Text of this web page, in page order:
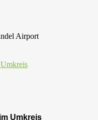
Airport
Umkreis